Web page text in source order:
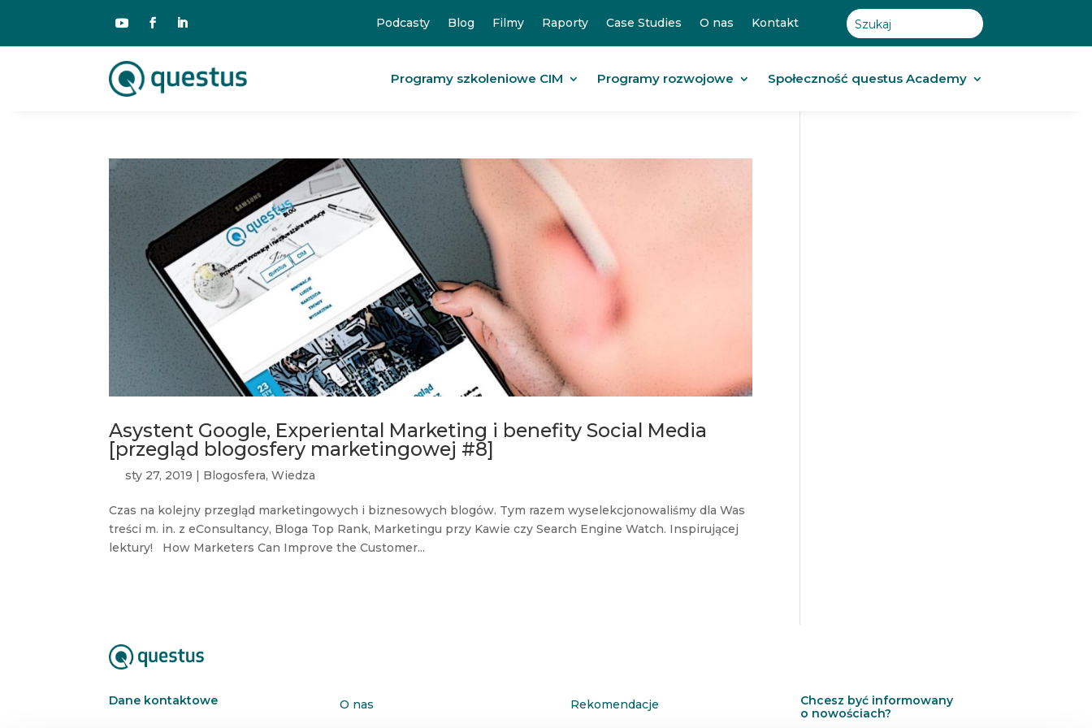
Podcasty Blog Filmy Raporty Case Studies O nas Kontakt
Programy szkoleniowe CIM Programy rozwojowe Społeczność questus Academy
Asystent Google, Experiental Marketing i benefity Social Media
[przegląd blogosfery marketingowej #8]
sty 27, 2019 | Blogosfera,Wiedza
Czas na kolejny przegląd marketingowych i biznesowych blogów. Tym razem wyselekcjonowaliśmy dla Was
treści m. in. z eConsultancy, Bloga Top Rank, Marketingu przy Kawie czy Search Engine Watch. Inspirującej
lektury! How Marketers Can Improve the Customer...
Dane kontaktowe O nas Rekomendacje
Chcesz być informowany
o nowościach?